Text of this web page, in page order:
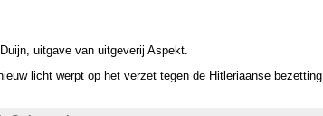
uitgave van uitgeverij Aspekt.
licht werpt op het verzet tegen de Hitleriaanse bezetting.